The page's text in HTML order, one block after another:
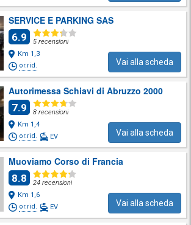
SERVICE E PARKING SAS
6.9
5 recensioni
Km 1,3
or.rid.
Vai alla scheda
Autorimessa Schiavi di Abruzzo 2000
7.9
8 recensioni
Km 1,4
or.rid.
EV Vai alla scheda
Muoviamo Corso di Francia
8.8
24 recensioni
Km 1,6
or.rid.
EV Vai alla scheda